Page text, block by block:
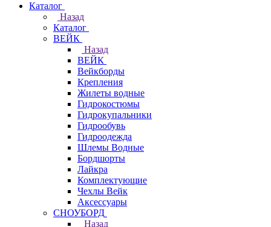
Каталог
Назад
Каталог
ВЕЙК
Назад
ВЕЙК
Вейкборды
Крепления
Жилеты водные
Гидрокостюмы
Гидрокупальники
Гидрообувь
Гидроодежда
Шлемы Водные
Бордшорты
Лайкра
Комплектующие
Чехлы Вейк
Аксессуары
СНОУБОРД
Назад